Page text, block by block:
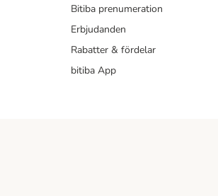
Bitiba prenumeration
Erbjudanden
Rabatter & fördelar
bitiba App